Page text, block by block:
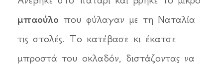
μπαούλο που φύλαγαν με τη Ναταλία
τις στολές. Το κατέβασε κι έκατσε
μπροστά του οκλαδόν, διστάζοντας να